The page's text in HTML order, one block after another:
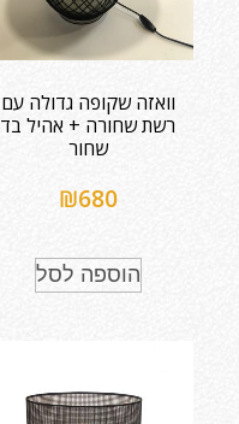
וואזה שקופה גדולה עם
רשת שחורה + אהיל בד
שחור
₪680
הוספה לסל